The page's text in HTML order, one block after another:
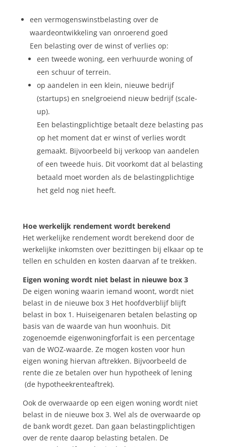
een vermogenswinstbelasting over de
waardeontwikkeling van onroerend goed
Een belasting over de winst of verlies op:
een tweede woning, een verhuurde woning of
een schuur of terrein.
op aandelen in een klein, nieuwe bedrijf
(startups) en snelgroeiend nieuw bedrijf (scale-
up).
Een belastingplichtige betaalt deze belasting pas
op het moment dat er winst of verlies wordt
gemaakt. Bijvoorbeeld bij verkoop van aandelen
of een tweede huis. Dit voorkomt dat al belasting
betaald moet worden als de belastingplichtige
het geld nog niet heeft.
Hoe werkelijk rendement wordt berekend
Het werkelijke rendement wordt berekend door de
werkelijke inkomsten over bezittingen bij elkaar op te
tellen en schulden en kosten daarvan af te trekken.
Eigen woning wordt niet belast in nieuwe box 3
De eigen woning waarin iemand woont, wordt niet
belast in de nieuwe box 3 Het hoofdverblijf blijft
belast in box 1. Huiseigenaren betalen belasting op
basis van de waarde van hun woonhuis. Dit
zogenoemde eigenwoningforfait is een percentage
van de WOZ-waarde. Ze mogen kosten voor hun
eigen woning hiervan aftrekken. Bijvoorbeeld de
rente die ze betalen over hun hypotheek of lening
(de hypotheekrenteaftrek).
Ook de overwaarde op een eigen woning wordt niet
belast in de nieuwe box 3. Wel als de overwaarde op
de bank wordt gezet. Dan gaan belastingplichtigen
over de rente daarop belasting betalen. De